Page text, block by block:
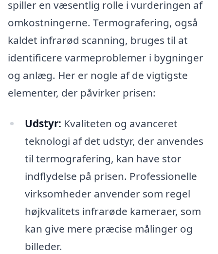
spiller en væsentlig rolle i vurderingen af
omkostningerne. Termografering, også
kaldet infrarød scanning, bruges til at
identificere varmeproblemer i bygninger
og anlæg. Her er nogle af de vigtigste
elementer, der påvirker prisen:
Udstyr: Kvaliteten og avanceret
teknologi af det udstyr, der anvendes
til termografering, kan have stor
indflydelse på prisen. Professionelle
virksomheder anvender som regel
højkvalitets infrarøde kameraer, som
kan give mere præcise målinger og
billeder.